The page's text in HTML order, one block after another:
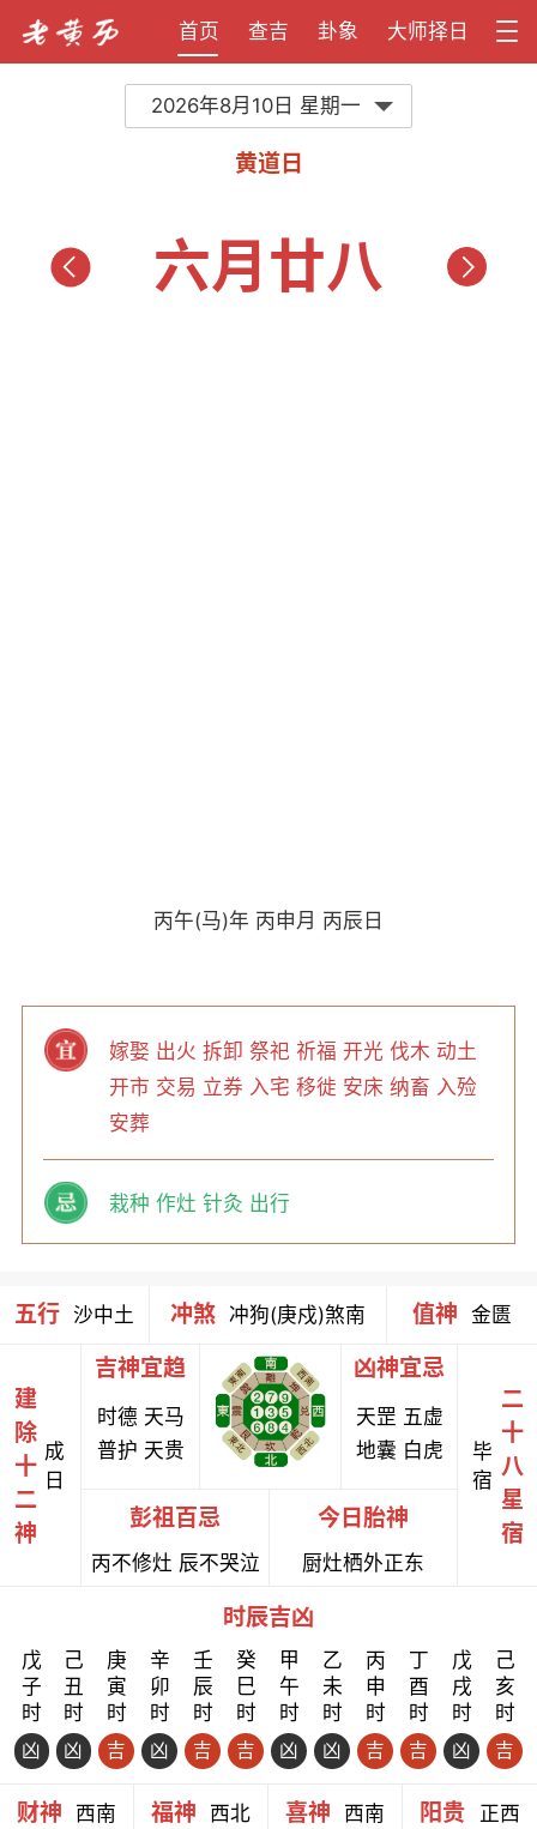
首页 查吉 卦象 大师择日
2026年8月10日 星期一
黄道日
六月廿八
丙午(马)年 丙申月 丙辰日
嫁娶 出火 拆卸 祭祀 祈福 开光 伐木 动土
开市 交易 立券 入宅 移徙 安床 纳畜 入殓
安葬
栽种 作灶 针灸 出行
五行 沙中土 冲煞 冲狗(庚戍)煞南 值神 金匮
建
除
十
二
神
成
日
吉神宜趋
时德 天马
普护 天贵
凶神宜忌
天罡 五虚
地囊 白虎
彭祖百忌
丙不修灶 辰不哭泣
今日胎神
厨灶栖外正东
毕
宿
二
十
八
星
宿
时辰吉凶
戊
子
时
凶
己
丑
时
凶
庚
寅
时
吉
辛
卯
时
凶
壬
辰
时
吉
癸
巳
时
吉
甲
午
时
凶
乙
未
时
凶
丙
申
时
吉
丁
酉
时
吉
戊
戌
时
凶
己
亥
时
吉
财神 西南 福神 西北 喜神 西南 阳贵 正西